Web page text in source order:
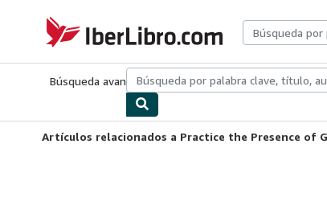
IberLibro.com
Búsqueda avanzadaColecciones Libros antiguosArte y
Artículos relacionados a Practice the Presence of